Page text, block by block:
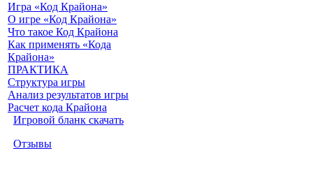
Игра «Код Крайона»
О игре «Код Крайона»
Что такое Код Крайона
Как применять «Кода
Крайона»
ПРАКТИКА
Структура игры
Анализ результатов игры
Расчет кода Крайона
Игровой бланк скачать
Отзывы